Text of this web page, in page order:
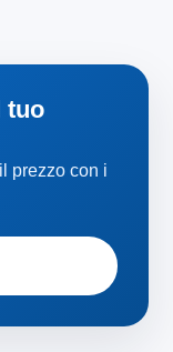
tuo
prezzo con i